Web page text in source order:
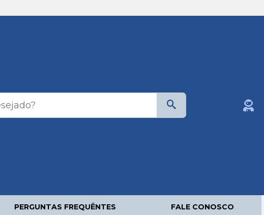
PERGUNTAS FREQUÊNTES FALE CONOSCO